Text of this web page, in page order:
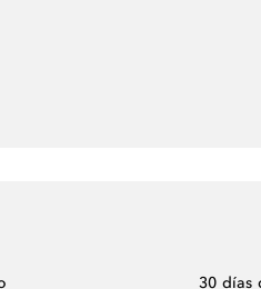
30 días